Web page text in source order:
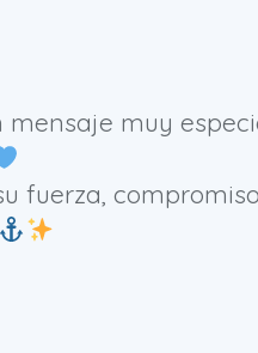
mensaje muy
fuerza,